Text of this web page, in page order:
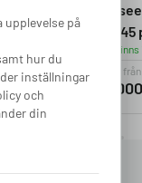
Pris från
2
upplevelse på
hur du
inställningar
och
din